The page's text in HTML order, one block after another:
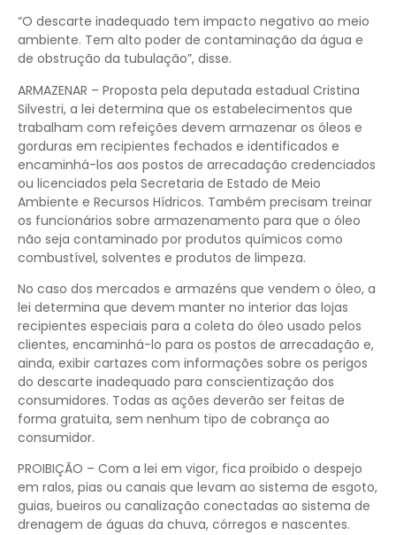
“O descarte inadequado tem impacto negativo ao meio
ambiente. Tem alto poder de contaminação da água e
de obstrução da tubulação”, disse.
ARMAZENAR – Proposta pela deputada estadual Cristina
Silvestri, a lei determina que os estabelecimentos que
trabalham com refeições devem armazenar os óleos e
gorduras em recipientes fechados e identificados e
encaminhá-los aos postos de arrecadação credenciados
ou licenciados pela Secretaria de Estado de Meio
Ambiente e Recursos Hídricos. Também precisam treinar
os funcionários sobre armazenamento para que o óleo
não seja contaminado por produtos químicos como
combustível, solventes e produtos de limpeza.
No caso dos mercados e armazéns que vendem o óleo, a
lei determina que devem manter no interior das lojas
recipientes especiais para a coleta do óleo usado pelos
clientes, encaminhá-lo para os postos de arrecadação e,
ainda, exibir cartazes com informações sobre os perigos
do descarte inadequado para conscientização dos
consumidores. Todas as ações deverão ser feitas de
forma gratuita, sem nenhum tipo de cobrança ao
consumidor.
PROIBIÇÃO – Com a lei em vigor, fica proibido o despejo
em ralos, pias ou canais que levam ao sistema de esgoto,
guias, bueiros ou canalização conectadas ao sistema de
drenagem de águas da chuva, córregos e nascentes.